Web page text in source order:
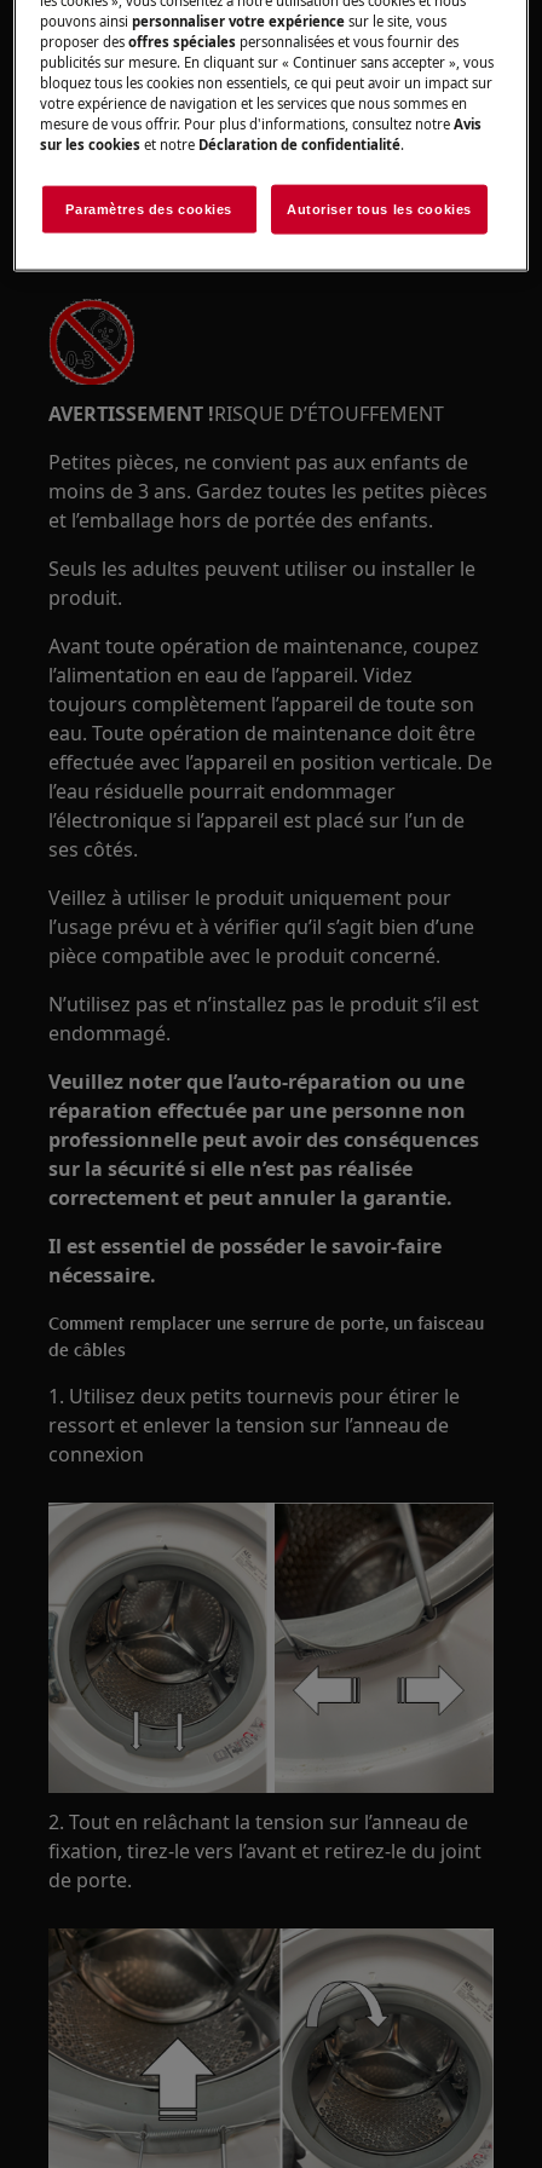
ATTENTION !RISQUE DE COINCEMENT
Portez des gants de sécurité si vous effectuez
des travaux de maintenance ou de réparation
AVERTISSEMENT !RISQUE D’ÉTOUFFEMENT
Petites pièces, ne convient pas aux enfants de
moins de 3 ans. Gardez toutes les petites pièces
et l’emballage hors de portée des enfants.
Seuls les adultes peuvent utiliser ou installer le
produit.
Avant toute opération de maintenance, coupez
l’alimentation en eau de l’appareil. Videz
toujours complètement l’appareil de toute son
eau. Toute opération de maintenance doit être
effectuée avec l’appareil en position verticale. De
l’eau résiduelle pourrait endommager
l’électronique si l’appareil est placé sur l’un de
ses côtés.
Veillez à utiliser le produit uniquement pour
l’usage prévu et à vérifier qu’il s’agit bien d’une
pièce compatible avec le produit concerné.
N’utilisez pas et n’installez pas le produit s’il est
endommagé.
Veuillez noter que l’auto‑réparation ou une
réparation effectuée par une personne non
professionnelle peut avoir des conséquences
sur la sécurité si elle n’est pas réalisée
correctement et peut annuler la garantie.
Il est essentiel de posséder le savoir-faire
nécessaire.
Comment remplacer une serrure de porte, un faisceau
de câbles
1. Utilisez deux petits tournevis pour étirer le
ressort et enlever la tension sur l’anneau de
connexion
2. Tout en relâchant la tension sur l’anneau de
fixation, tirez-le vers l’avant et retirez-le du joint
de porte.
pouvons ainsipersonnaliser votre expériencesur le site, vous
proposer desoffres spéciales personnalisées et vous fournir des
publicités sur mesure. En cliquant sur « Continuer sans accepter », vous
bloquez tous les cookies non essentiels, ce qui peut avoir un impact sur
votre expérience de navigation et les services que nous sommes en
mesure de vous offrir. Pour plus d'informations, consultez notreAvis
sur les cookies et notre Déclaration de confidentialité.
Paramètres des cookies Autoriser tous les cookies